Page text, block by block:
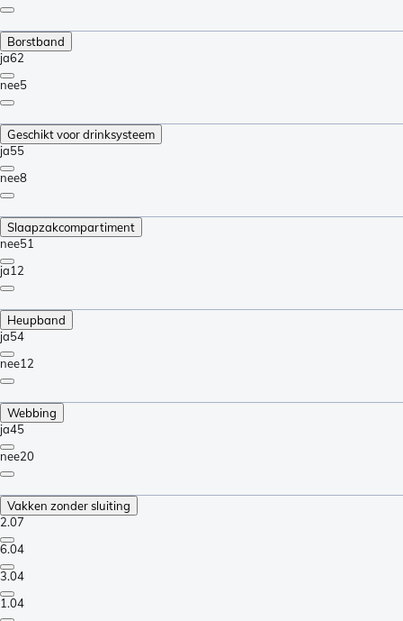
Borstband
ja62
nee5
Geschikt voor drinksysteem
ja55
nee8
Slaapzakcompartiment
nee51
ja12
Heupband
ja54
nee12
Webbing
ja45
nee20
Vakken zonder sluiting
2.07
6.04
3.04
1.04